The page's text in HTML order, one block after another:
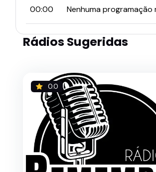
00:00 Nenhuma programação
Rádios Sugeridas
0.0